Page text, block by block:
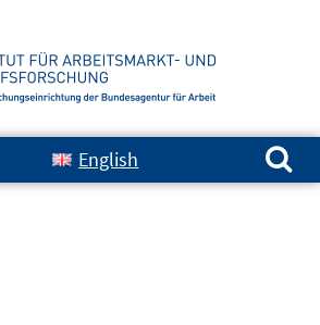
English
Suchen nach: